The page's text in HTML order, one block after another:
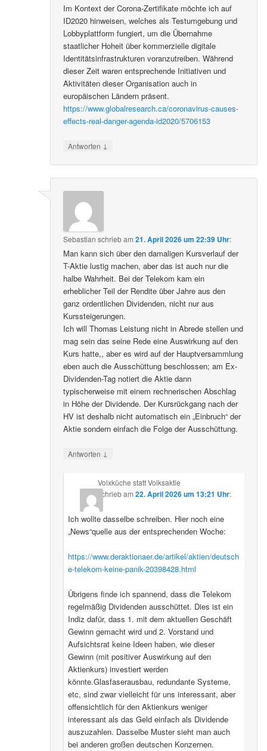
Im Kontext der Corona-Zertifikate möchte ich auf
ID2020 hinweisen, welches als Testumgebung und
Lobbyplattform fungiert, um die Übernahme
staatlicher Hoheit über kommerzielle digitale
Identitätsinfrastrukturen voranzutreiben. Während
dieser Zeit waren entsprechende Initiativen und
Aktivitäten dieser Organisation auch in
europäischen Ländern präsent.
https://www.globalresearch.ca/coronavirus-causes-
effects-real-danger-agenda-id2020/5706153
Antworten ↓
Sebastian schriebam21. April 2026 um 22:39 Uhr:
Man kann sich über den damaligen Kursverlauf der
T-Aktie lustig machen, aber das ist auch nur die
halbe Wahrheit. Bei der Telekom kam ein
erheblicher Teil der Rendite über Jahre aus den
ganz ordentlichen Dividenden, nicht nur aus
Kurssteigerungen.
Ich will Thomas Leistung nicht in Abrede stellen und
mag sein das seine Rede eine Auswirkung auf den
Kurs hatte,, aber es wird auf der Hauptversammlung
eben auch die Ausschüttung beschlossen; am Ex-
Dividenden-Tag notiert die Aktie dann
typischerweise mit einem rechnerischen Abschlag
in Höhe der Dividende. Der Kursrückgang nach der
HV ist deshalb nicht automatisch ein „Einbruch“ der
Aktie sondern einfach die Folge der Ausschüttung.
Antworten ↓
Volxküche statt Volksaktie
schriebam 22. April 2026 um 13:21 Uhr:
Ich wollte dasselbe schreiben. Hier noch eine
„News“quelle aus der entsprechenden Woche:
https://www.deraktionaer.de/artikel/aktien/deutsch
e-telekom-keine-panik-20398428.html
Übrigens finde ich spannend, dass die Telekom
regelmäßig Dividenden ausschüttet. Dies ist ein
Indiz dafür, dass 1. mit dem aktuellen Geschäft
Gewinn gemacht wird und 2. Vorstand und
Aufsichtsrat keine Ideen haben, wie dieser
Gewinn (mit positiver Auswirkung auf den
Aktienkurs) investiert werden
könnte.Glasfaserausbau, redundante Systeme,
etc, sind zwar vielleicht für uns interessant, aber
offensichtlich für den Aktienkurs weniger
interessant als das Geld einfach als Dividende
auszuzahlen. Dasselbe Muster sieht man auch
bei anderen großen deutschen Konzernen.